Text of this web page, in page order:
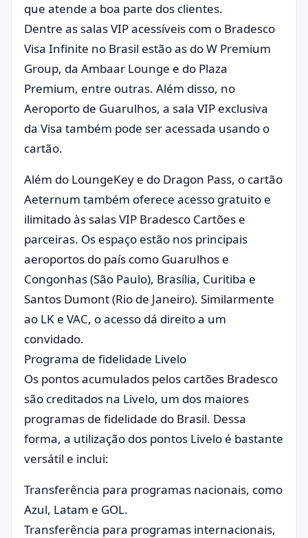
que atende a boa parte dos clientes.
Dentre as salas VIP acessíveis com o Bradesco
Visa Infinite no Brasil estão as do W Premium
Group, da Ambaar Lounge e do Plaza
Premium, entre outras. Além disso, no
Aeroporto de Guarulhos, a sala VIP exclusiva
da Visa também pode ser acessada usando o
cartão.
Além do LoungeKey e do Dragon Pass, o cartão
Aeternum também oferece acesso gratuito e
ilimitado às salas VIP Bradesco Cartões e
parceiras. Os espaço estão nos principais
aeroportos do país como Guarulhos e
Congonhas (São Paulo), Brasília, Curitiba e
Santos Dumont (Rio de Janeiro). Similarmente
ao LK e VAC, o acesso dá direito a um
convidado.
Programa de fidelidade Livelo
Os pontos acumulados pelos cartões Bradesco
são creditados na Livelo, um dos maiores
programas de fidelidade do Brasil. Dessa
forma, a utilização dos pontos Livelo é bastante
versátil e inclui:
Transferência para programas nacionais, como
Azul, Latam e GOL.
Transferência para programas internacionais,